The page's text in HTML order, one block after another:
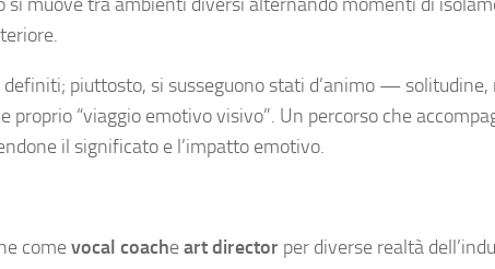
piuttosto, si susseguono stati d’animo —
“viaggio emotivo visivo”. Un percorso che
il significato e l’impatto emotivo.
comevocal coacheart director per diverse realtà